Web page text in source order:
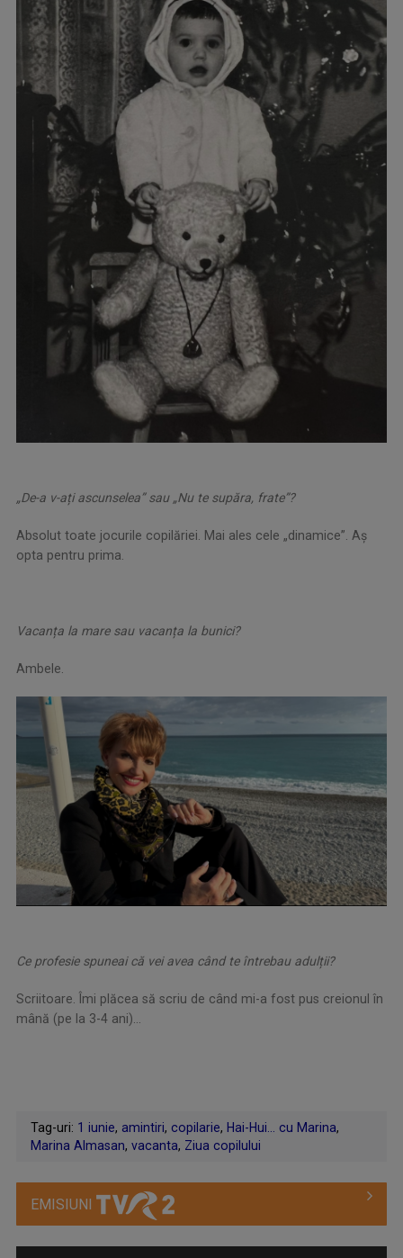
„De-a v-ați ascunselea” sau „Nu te supăra, frate”?
Absolut toate jocurile copilăriei. Mai ales cele „dinamice”. Aș
opta pentru prima.
Vacanța la mare sau vacanța la bunici?
Ambele.
Ce profesie spuneai că vei avea când te întrebau adulții?
Scriitoare. Îmi plăcea să scriu de când mi-a fost pus creionul în
mână (pe la 3-4 ani)...
Tag-uri: 1 iunie, amintiri, copilarie, Hai-Hui… cu Marina,
Marina Almasan, vacanta, Ziua copilului
EMISIUNI